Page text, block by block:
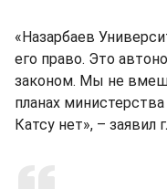
«Назарбаев
его право. Это
законом. Мы не
планах
Катсу нет», – заявил